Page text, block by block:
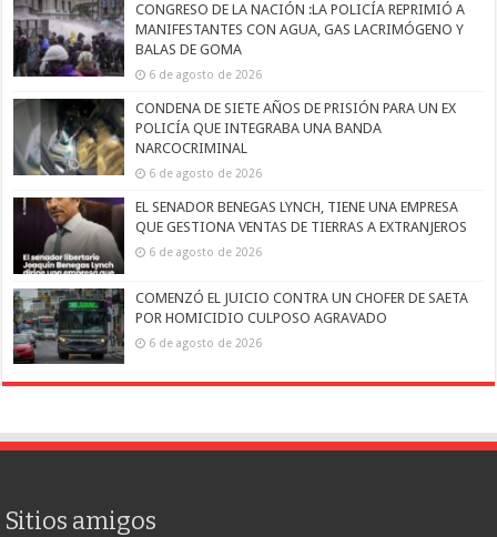
CONGRESO DE LA NACIÓN :LA POLICÍA REPRIMIÓ A
MANIFESTANTES CON AGUA, GAS LACRIMÓGENO Y
BALAS DE GOMA
6 de agosto de 2026
CONDENA DE SIETE AÑOS DE PRISIÓN PARA UN EX
POLICÍA QUE INTEGRABA UNA BANDA
NARCOCRIMINAL
6 de agosto de 2026
EL SENADOR BENEGAS LYNCH, TIENE UNA EMPRESA
QUE GESTIONA VENTAS DE TIERRAS A EXTRANJEROS
6 de agosto de 2026
COMENZÓ EL JUICIO CONTRA UN CHOFER DE SAETA
POR HOMICIDIO CULPOSO AGRAVADO
6 de agosto de 2026
Sitios amigos